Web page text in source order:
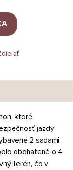
ktoré
jazdy
2 sadami
obohatené o 4
terén, čo v